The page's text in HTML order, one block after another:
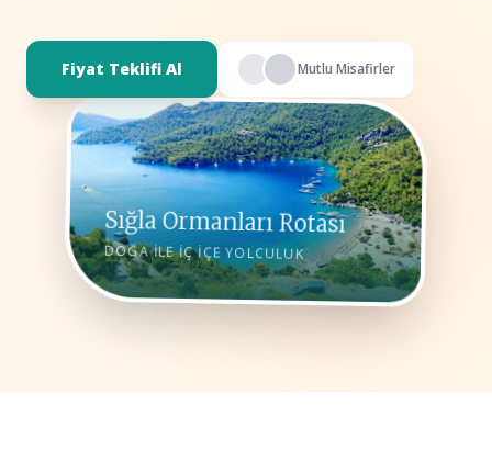
Fiyat Teklifi Al Mutlu Misafirler
Sığla Ormanları Rotası
DOĞA İLE İÇ İÇE YOLCULUK